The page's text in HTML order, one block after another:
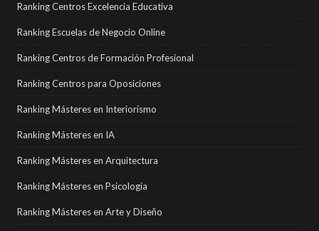
Ranking Centros Excelencia Educativa
Ranking Escuelas de Negocio Online
Ranking Centros de Formación Profesional
Ranking Centros para Oposiciones
Ranking Másteres en Interiorismo
Ranking Másteres en IA
Ranking Másteres en Arquitectura
Ranking Másteres en Psicología
Ranking Másteres en Arte y Diseño